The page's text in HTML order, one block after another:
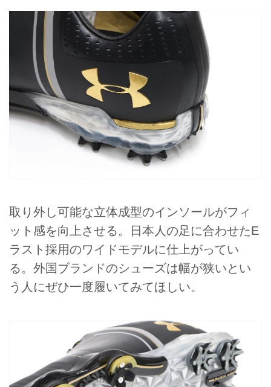
取り外し可能な立体成型のインソールがフィ
ット感を向上させる。日本人の足に合わせたE
ラスト採用のワイドモデルに仕上がってい
る。外国ブランドのシューズは幅が狭いとい
う人にぜひ一度履いてみてほしい。